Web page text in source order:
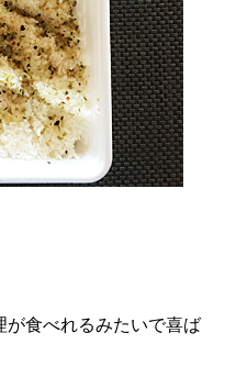
が食べれるみたいで喜ば